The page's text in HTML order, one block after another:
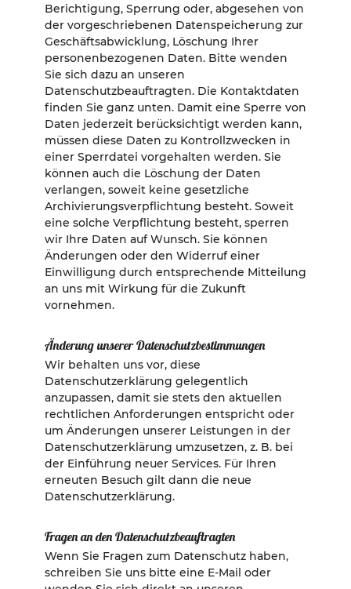
Berichtigung, Sperrung oder, abgesehen von
der vorgeschriebenen Datenspeicherung zur
Geschäftsabwicklung, Löschung Ihrer
personenbezogenen Daten. Bitte wenden
Sie sich dazu an unseren
Datenschutzbeauftragten. Die Kontaktdaten
finden Sie ganz unten. Damit eine Sperre von
Daten jederzeit berücksichtigt werden kann,
müssen diese Daten zu Kontrollzwecken in
einer Sperrdatei vorgehalten werden. Sie
können auch die Löschung der Daten
verlangen, soweit keine gesetzliche
Archivierungsverpflichtung besteht. Soweit
eine solche Verpflichtung besteht, sperren
wir Ihre Daten auf Wunsch. Sie können
Änderungen oder den Widerruf einer
Einwilligung durch entsprechende Mitteilung
an uns mit Wirkung für die Zukunft
vornehmen.
Änderung unserer Datenschutzbestimmungen
Wir behalten uns vor, diese
Datenschutzerklärung gelegentlich
anzupassen, damit sie stets den aktuellen
rechtlichen Anforderungen entspricht oder
um Änderungen unserer Leistungen in der
Datenschutzerklärung umzusetzen, z. B. bei
der Einführung neuer Services. Für Ihren
erneuten Besuch gilt dann die neue
Datenschutzerklärung.
Fragen an den Datenschutzbeauftragten
Wenn Sie Fragen zum Datenschutz haben,
schreiben Sie uns bitte eine E-Mail oder